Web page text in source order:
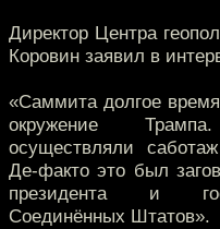
Директор Центра
Коровин заявил в
«Саммита долгое
окружение
осуществляли
Де-факто это был
президента и
Соединённых Штатов».